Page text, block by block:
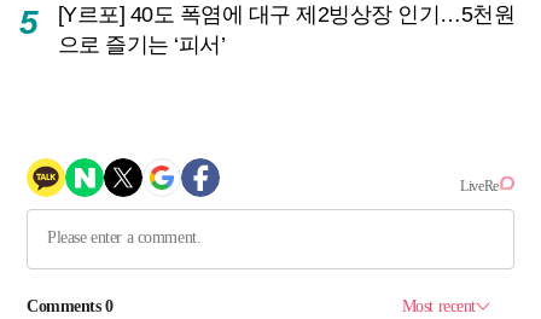
5
[Y르포] 40도 폭염에 대구 제2빙상장 인기…5천원
으로 즐기는 ‘피서’